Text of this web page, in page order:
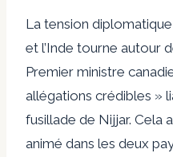
La tension
et l’Inde tourne autour
Premier ministre
allégations crédibles »
fusillade de Nijjar. Cela
animé dans les deux